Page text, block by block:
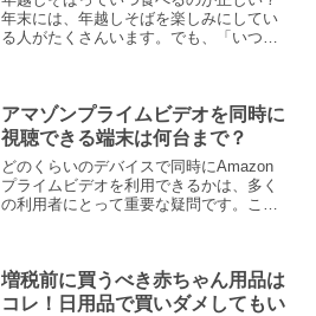
年末には、年越しそばを楽しみにしてい
る人がたくさんいます。でも、「いつ食
背景をやさしく話します。...
アマゾンプライムビデオを同時に
視聴できる端末は何台まで？
どのくらいのデバイスで同時にAmazon
プライムビデオを利用できるかは、多く
の利用者にとって重要な疑問です。この
同時に楽しむこと...
増税前に買うべき赤ちゃん用品は
コレ！日用品で買いダメしてもい